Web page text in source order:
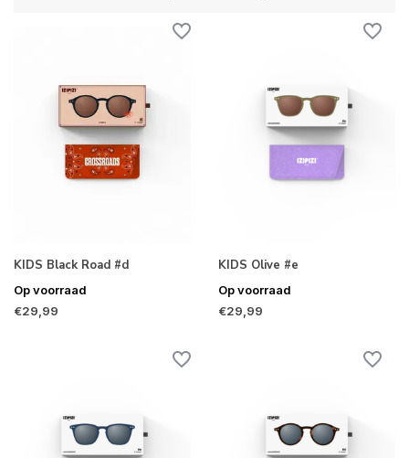
KIDS Black Road #d
Op voorraad
€29,99
KIDS Olive #e
Op voorraad
€29,99